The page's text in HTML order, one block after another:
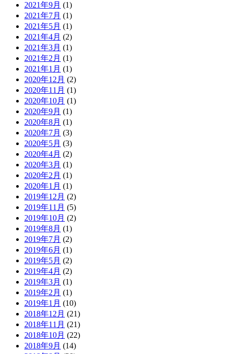
2021年9月 (1)
2021年7月 (1)
2021年5月 (1)
2021年4月 (2)
2021年3月 (1)
2021年2月 (1)
2021年1月 (1)
2020年12月 (2)
2020年11月 (1)
2020年10月 (1)
2020年9月 (1)
2020年8月 (1)
2020年7月 (3)
2020年5月 (3)
2020年4月 (2)
2020年3月 (1)
2020年2月 (1)
2020年1月 (1)
2019年12月 (2)
2019年11月 (5)
2019年10月 (2)
2019年8月 (1)
2019年7月 (2)
2019年6月 (1)
2019年5月 (2)
2019年4月 (2)
2019年3月 (1)
2019年2月 (1)
2019年1月 (10)
2018年12月 (21)
2018年11月 (21)
2018年10月 (22)
2018年9月 (14)